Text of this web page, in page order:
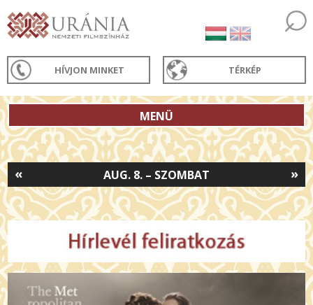
HÍVJON MINKET TÉRKÉP
MENÜ
»
AUG. 8. – SZOMBAT
«